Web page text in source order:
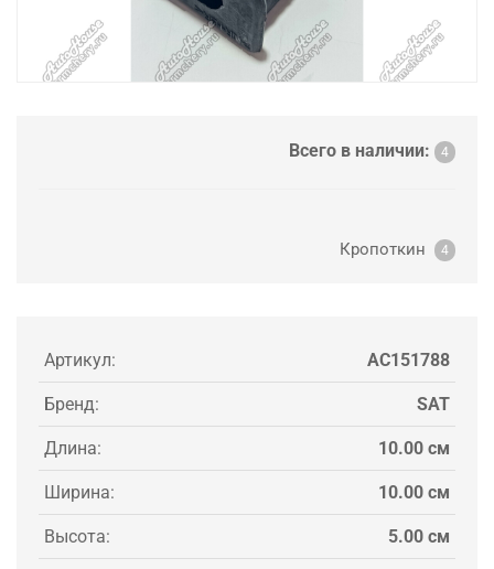
Всего в наличии: 4
Кропоткин 4
Артикул: AC151788
Бренд: SAT
Длина: 10.00 см
Ширина: 10.00 см
Высота: 5.00 см